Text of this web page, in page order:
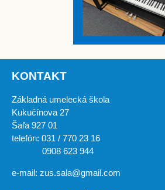
KONTAKT
Základná umelecká škola
Kukučínova 27
Šaľa 927 01
telefón: 031 / 770 23 16
0908 623 944
e-mail: zus.sala@gmail.com